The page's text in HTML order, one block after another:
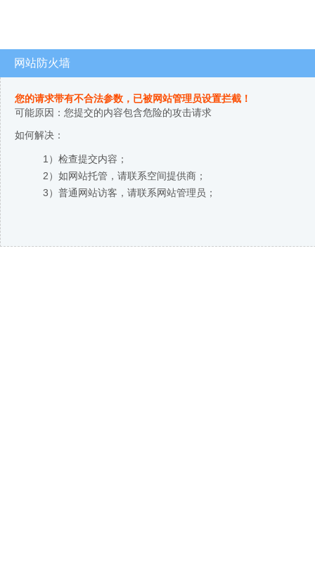
网站防火墙
您的请求带有不合法参数，已被网站管理员设置拦截！
可能原因：您提交的内容包含危险的攻击请求
如何解决：
1）检查提交内容；
2）如网站托管，请联系空间提供商；
3）普通网站访客，请联系网站管理员；